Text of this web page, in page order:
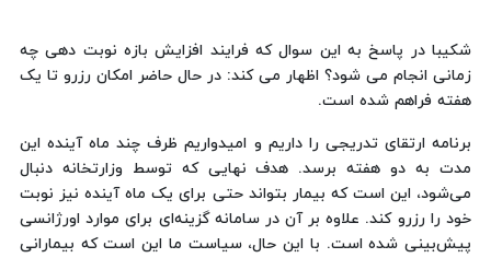
شکیبا در پاسخ به این سوال که فرایند افزایش بازه نوبت دهی چه
زمانی انجام می شود؟ اظهار می کند: در حال حاضر امکان رزرو تا یک
هفته فراهم شده است.
برنامه ارتقای تدریجی را داریم و امیدواریم ظرف چند ماه آینده این
مدت به دو هفته برسد. هدف نهایی که توسط وزارتخانه دنبال
می‌شود، این است که بیمار بتواند حتی برای یک ماه آینده نیز نوبت
خود را رزرو کند. علاوه بر آن در سامانه گزینه‌ای برای موارد اورژانسی
پیش‌بینی شده است. با این حال، سیاست ما این است که بیمارانی